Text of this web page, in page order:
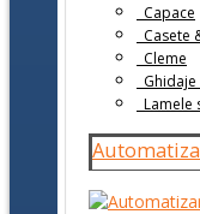
Capace
Casete
Cleme
Lamele